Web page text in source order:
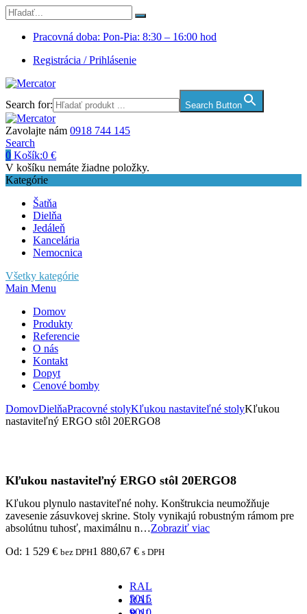
Pracovná doba: Pon-Pia: 8:30 – 16:00 hod
Registrácia / Prihlásenie
Search for: Search Button
Zavolajte nám 0918 744 145
Search
0 Košík:0 €
V košíku nemáte žiadne položky.
Kategórie
Šatňa
Dielňa
Jedáleň
Kancelária
Nemocnica
Všetky kategórie
Main Menu
Domov
Produkty
Referencie
O nás
Kontakt
Dopyt
Cenové bomby
DomovDielňaPracovné stolyKľukou nastaviteľné stolyKľukou
nastaviteľný ERGO stôl 20ERGO8
Kľukou nastaviteľný ERGO stôl 20ERGO8
Kľukou plynulo nastaviteľné nohy. Konštrukcia neumožňuje
zavesenie zásuvkovej skrine. Stoly vynikajú robustným rámom pre
absolútnu tuhosť, maximálnu n…Zobraziť viac
Od: 1 529 € bez DPH1 880,67 € s DPH
RAL
5015
-
RAL